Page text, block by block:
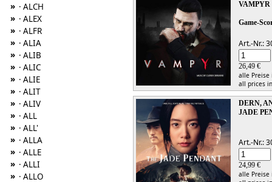
» · ALCH
» · ALEX
» · ALFR
» · ALIA
» · ALIB
» · ALIC
» · ALIE
» · ALIT
» · ALIV
» · ALL
» · ALL'
» · ALLA
» · ALLE
» · ALLI
» · ALLO
VAMPYR
Game-
Art.-Nr.:
26,49 €
alle
all prices
DERN,
JADE
Art.-Nr.:
24,99 €
alle